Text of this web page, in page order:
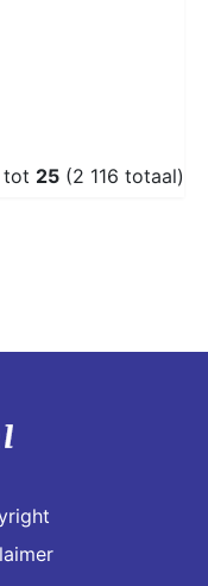
tot 25 (2 116 totaal)